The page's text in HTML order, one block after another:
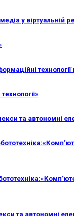
у віртуальній
та автономні
та автономні